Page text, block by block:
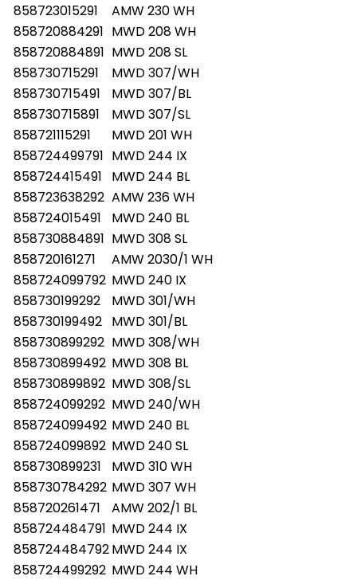
858723015291
AMW 230 WH
858720884291 MWD 208 WH
858720884891 MWD 208 SL
858730715291
MWD 307/WH
858730715491
MWD 307/BL
858730715891
MWD 307/SL
858721115291
MWD 201 WH
858724499791 MWD 244 IX
858724415491
MWD 244 BL
858723638292 AMW 236 WH
858724015491
MWD 240 BL
858730884891 MWD 308 SL
858720161271
AMW 2030/1 WH
858724099792 MWD 240 IX
858730199292
MWD 301/WH
858730199492 MWD 301/BL
858730899292 MWD 308/WH
858730899492 MWD 308 BL
858730899892 MWD 308/SL
858724099292 MWD 240/WH
858724099492 MWD 240 BL
858724099892 MWD 240 SL
858730899231
MWD 310 WH
858730784292 MWD 307 WH
858720261471
AMW 202/1 BL
858724484791 MWD 244 IX
858724484792MWD 244 IX
858724499292 MWD 244 WH